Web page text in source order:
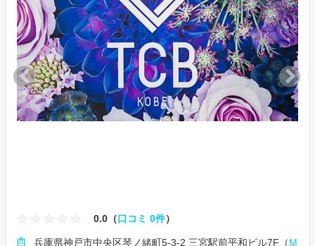
0.0（ 口コミ 0件）
兵庫県神戸市中央区琴ノ緒町5-3-2 三宮駅前平和ビル7F（M